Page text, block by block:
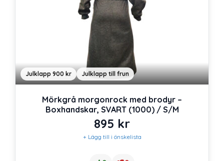
Julklapp 900 kr Julklapp till frun
Mörkgrå morgonrock med brodyr –
Boxhandskar, SVART (1000) / S/M
895 kr
+ Lägg till i önskelista